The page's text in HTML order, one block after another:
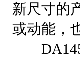
新尺寸的
或动能，